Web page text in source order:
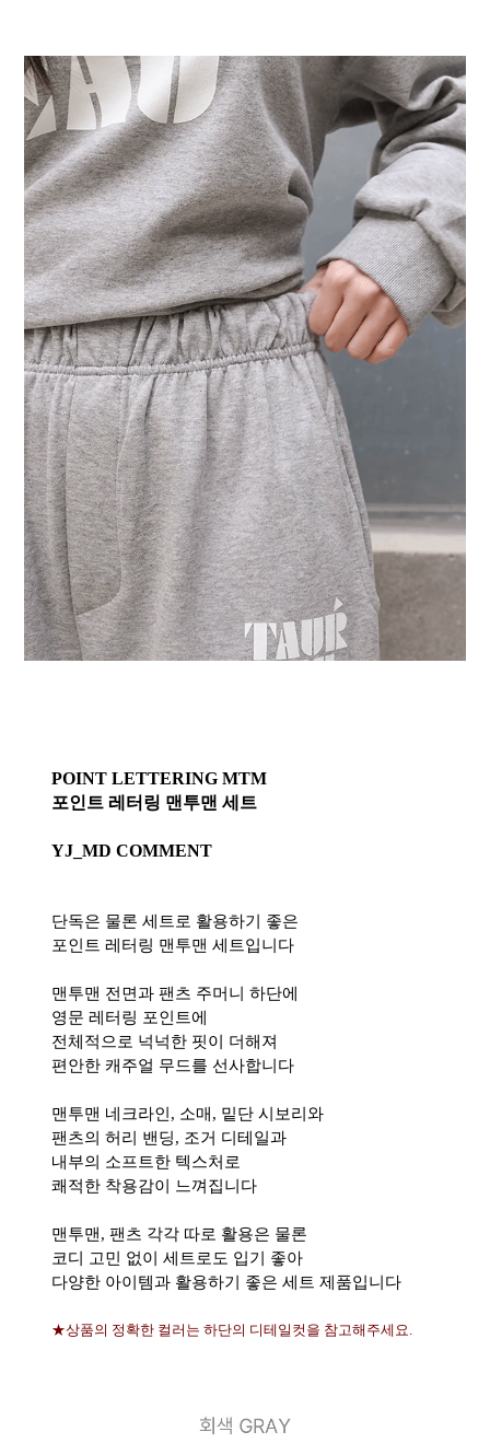
POINT LETTERING MTM
포인트 레터링 맨투맨 세트
YJ_MD COMMENT
단독은 물론 세트로 활용하기 좋은
포인트 레터링 맨투맨 세트입니다
맨투맨 전면과 팬츠 주머니 하단에
영문 레터링 포인트에
전체적으로 넉넉한 핏이 더해져
편안한 캐주얼 무드를 선사합니다
맨투맨 네크라인, 소매, 밑단 시보리와
팬츠의 허리 밴딩, 조거 디테일과
내부의 소프트한 텍스처로
쾌적한 착용감이 느껴집니다
맨투맨, 팬츠 각각 따로 활용은 물론
코디 고민 없이 세트로도 입기 좋아
다양한 아이템과 활용하기 좋은 세트 제품입니다
★상품의 정확한 컬러는 하단의 디테일컷을 참고해주세요.